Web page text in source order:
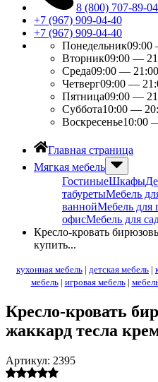
8 (800) 707-89-04
+7 (967) 909-04-40
+7 (967) 909-04-40
Понедельник09:00
Вторник09:00 —
Среда09:00 — 21:00
Четверг09:00 —
Пятница09:00 —
Суббота10:00 —
Воскресенье10:00
Главная страница
Мягкая мебель
ГостиныеШкафы
табуретыМебель
ваннойМебель для
офисМебель для
Кресло-кровать
купить...
кухонная мебель | детская мебель |
мебель| игровая мебель|
Кресло-кровать
жаккард тесла
Артикул: 2395